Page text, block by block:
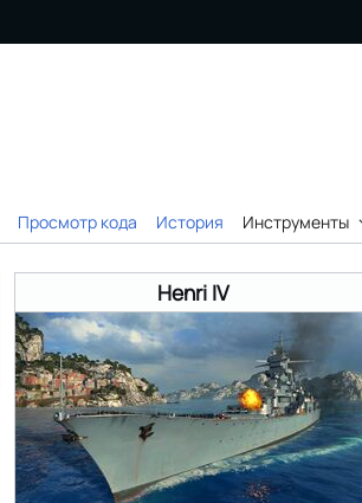
Просмотр кода История Инструменты
Henri IV